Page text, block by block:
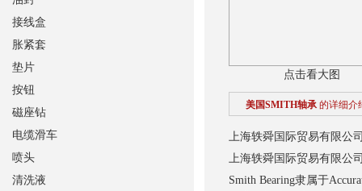
点击看大图
美国SMITH轴承 的详细介
上海轶舜国际贸易有限公
上海轶舜国际贸易有限公
Smith Bearing隶属于
接线盒
胀紧套
垫片
按钮
磁座钻
电缆滑车
喷头
清洗液